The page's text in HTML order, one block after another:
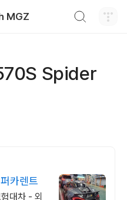
MGZ
Spider
카렌트
대차 - 외